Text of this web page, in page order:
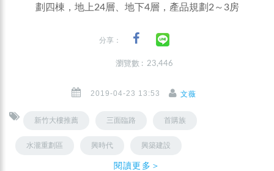
劃四棟，地上24層、地下4層，產品規劃2～3房
分享：
瀏覽數 : 23,446
2019-04-23 13:53 文薇
新竹大樓推薦 三面臨路 首購族
水瀧重劃區 興時代 興築建設
閱讀更多＞